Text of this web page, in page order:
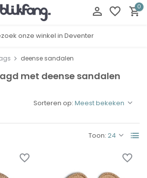
0
winkel in Deventer
deense sandalen
met deense sandalen
Toon:
Sorteren op: